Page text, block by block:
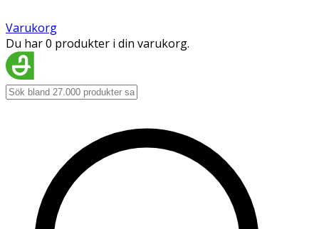
Varukorg
Du har 0 produkter i din varukorg.